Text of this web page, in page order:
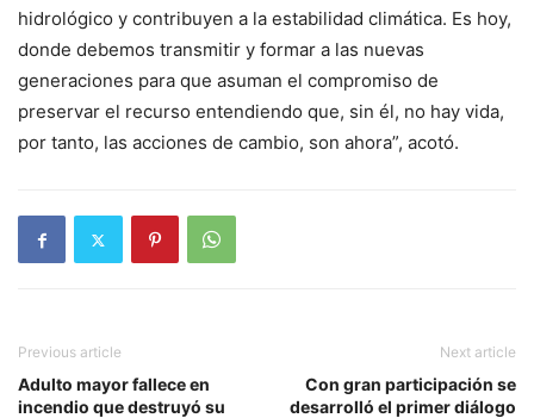
hidrológico y contribuyen a la estabilidad climática. Es hoy,
donde debemos transmitir y formar a las nuevas
generaciones para que asuman el compromiso de
preservar el recurso entendiendo que, sin él, no hay vida,
por tanto, las acciones de cambio, son ahora”, acotó.
Previous article
Adulto mayor fallece en
incendio que destruyó su
Next article
Con gran participación se
desarrolló el primer diálogo